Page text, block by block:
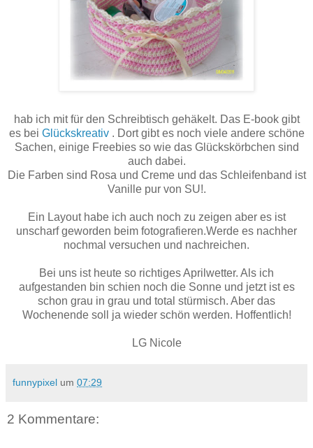
hab ich mit für den Schreibtisch gehäkelt. Das E-book gibt
es bei Glückskreativ . Dort gibt es noch viele andere schöne
Sachen, einige Freebies so wie das Glückskörbchen sind
auch dabei.
Die Farben sind Rosa und Creme und das Schleifenband ist
Vanille pur von SU!.
Ein Layout habe ich auch noch zu zeigen aber es ist
unscharf geworden beim fotografieren.Werde es nachher
nochmal versuchen und nachreichen.
Bei uns ist heute so richtiges Aprilwetter. Als ich
aufgestanden bin schien noch die Sonne und jetzt ist es
schon grau in grau und total stürmisch. Aber das
Wochenende soll ja wieder schön werden. Hoffentlich!
LG Nicole
funnypixel um 07:29
2 Kommentare: